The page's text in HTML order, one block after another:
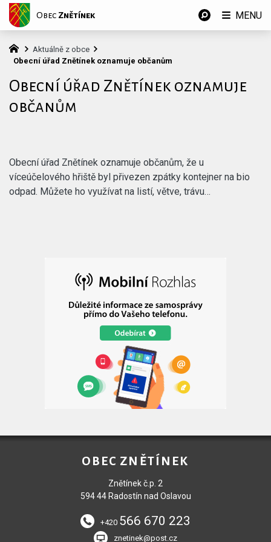
Aktuálně z obce
Obecní úřad Znětínek oznamuje občanům
Obecní úřad Znětínek oznamuje
občanům
Obecní úřad Znětínek oznamuje občanům, že u
víceúčelového hřiště byl přivezen zpátky kontejner na bio
odpad. Můžete ho využívat na listí, větve, trávu…
OBEC ZNĚTÍNEK
Znětínek č.p. 2
594 44 Radostín nad Oslavou
+420 566 670 223
znetinek@post.cz
Obec Znětínek MENU